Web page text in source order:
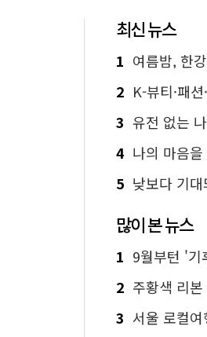
최신 뉴스
1 여름밤, 한강에
2 K-뷰티·패션·웰니
3 유전 없는 나라에
4 나의 마음을 사로잡
5 낮보다 기대되는 한
많이 본 뉴스
1 9월부턴 '기후동
2 주황색 리본 따라 한강
3 서울 로컬여행,